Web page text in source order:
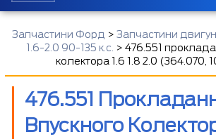
Запчастини Форд >Запчастини
1.6-2.0 90-135 к.с. >476.551
колектора 1.6 1.8 2.0 (364.070,
476.551
Впускного